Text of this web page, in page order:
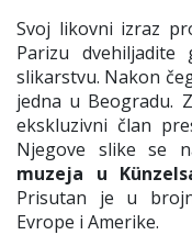
Svoj likovni izraz
Parizu
slikarstvu. Nakon
jedna u Beogradu.
ekskluzivni član
Njegove slike se
muzeja u
Prisutan je u
Evrope i Amerike.